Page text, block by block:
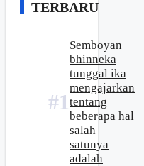
TERBARU
Semboyan
bhinneka
tunggal ika
mengajarkan
tentang
beberapa hal
salah
satunya
adalah